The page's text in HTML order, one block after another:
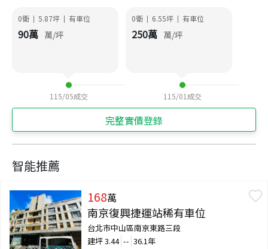
0衛 | 5.87坪 | 有車位
90萬 萬/坪
115/05成交
0衛 | 6.55坪 | 有車位
250萬 萬/坪
115/01 成交
完整實價登錄
智能推薦
168萬
南京復興捷運站稀有車位
台北市中山區南京東路三段
建坪3.44 -- 36.1年